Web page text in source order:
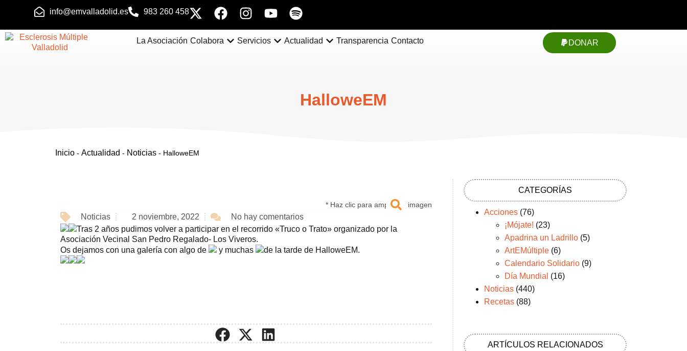
info@emvalladolid.es 983 260 458
La Asociación Colabora Servicios Actualidad Transparencia Contacto DONAR
HalloweEM
Inicio- Actualidad - Noticias- HalloweEM
* Haz clic para ampliar la imagen
Noticias 2 noviembre, 2022
No hay comentarios
Tras 2 años pudimos volver a participar en el recorrido «Truco o Trato» organizado por la
Asociación Vecinal San Pedro Regalado- Los Viveros.
Os dejamos con una galería con algo de
y muchas de la tarde de HalloweEM.
CATEGORÍAS
Acciones(76)
¡Mójate! (23)
Apadrina un Ladrillo(5)
ArtEMúltiple(6)
Calendario Solidario(9)
Día Mundial (16)
Noticias(440)
Recetas(88)
ARTÍCULOS RELACIONADOS